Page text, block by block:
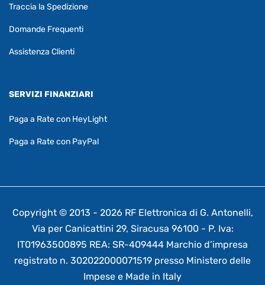
Traccia la Spedizione
Domande Frequenti
Assistenza Clienti
SERVIZI FINANZIARI
Paga a Rate con HeyLight
Paga a Rate con PayPal
Copyright © 2013 - 2026 RF Elettronica di G. Antonelli,
Via per Canicattini 29, Siracusa 96100 - P. Iva:
IT01963500895 REA: SR-409444 Marchio d’impresa
registrato n. 302022000071519 presso Ministero delle
Impese e Made in Italy